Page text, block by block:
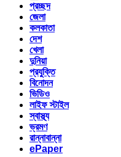
প্রচ্ছদ
জেলা
কলকাতা
দেশ
খেলা
দুনিয়া
প্রযুক্তি
বিনোদন
ভিডিও
লাইফ স্টাইল
স্বাস্থ্য
ভ্রমণ
রান্নাবান্না
ePaper